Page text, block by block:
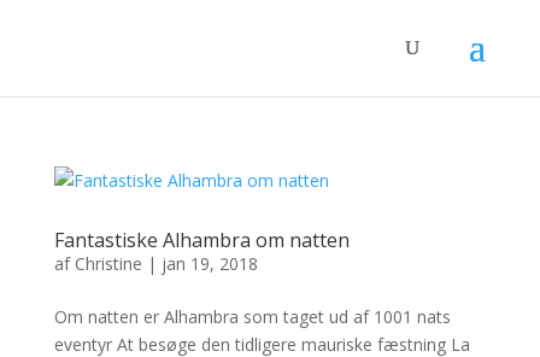
Fantastiske Alhambra om natten
af Christine | jan 19, 2018
Om natten er Alhambra som taget ud af 1001 nats
eventyr At besøge den tidligere mauriske fæstning La